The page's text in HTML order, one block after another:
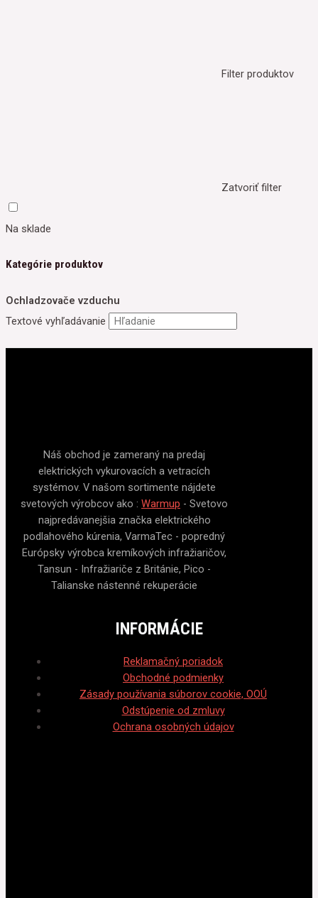
Filter produktov
Zatvoriť filter
Na sklade
Kategórie produktov
Ochladzovače vzduchu
Textové vyhľadávanie
Náš obchod je zameraný na predaj
elektrických vykurovacích a vetracích
systémov. V našom sortimente nájdete
svetových výrobcov ako : Warmup - Svetovo
najpredávanejšia značka elektrického
podlahového kúrenia, VarmaTec - popredný
Európsky výrobca kremíkových infražiaričov,
Tansun - Infražiariče z Británie, Pico -
Talianske nástenné rekuperácie
INFORMÁCIE
Reklamačný poriadok
Obchodné podmienky
Zásady používania súborov cookie, OOÚ
Odstúpenie od zmluvy
Ochrana osobných údajov